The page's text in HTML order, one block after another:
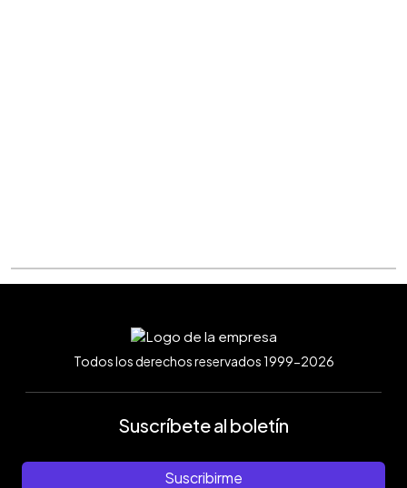
Todos los derechos reservados 1999-2026
Suscríbete al boletín
Suscribirme